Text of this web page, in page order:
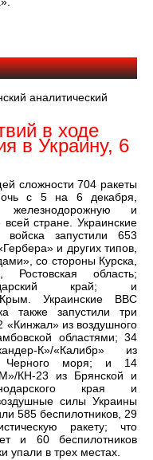
аналитический
в ходе
в Украину, 6
сложности 704 ракеты
с 5 на 6 декабря,
железнодорожную и
всей стране. Украинские
запустили 653
и других типов,
со стороны Курска,
область;
край; и
Украинские ВВС
также запустили три
«Кинжал» из воздушного
областями; 34
К»/«Калибр» из
Черного моря; и 14
М»/КН-23 из Брянской и
края и
силы Украины
585 беспилотников, 29
ракету; что
и 60 беспилотников
упали в трех местах.